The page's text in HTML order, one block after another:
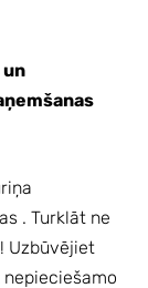
un
. Turklāt ne
Uzbūvējiet